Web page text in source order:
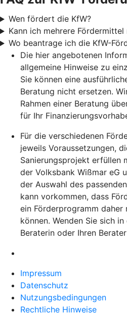
Wen fördert die KfW?
Kann ich mehrere
Wo beantrage ich die KfW-
Die hier angebotenen
allgemeine Hinweise zu
Sie können eine
Beratung nicht ersetzen.
Rahmen einer Beratung
für Ihr
Für die verschiedenen
jeweils Voraussetzungen,
Sanierungsprojekt erfüllen
der Volksbank Wißmar eG
der Auswahl des
kann vorkommen, dass
ein Förderprogramm daher
können. Wenden Sie sich
Beraterin oder Ihren
Impressum
Datenschutz
Nutzungsbedingungen
Rechtliche Hinweise